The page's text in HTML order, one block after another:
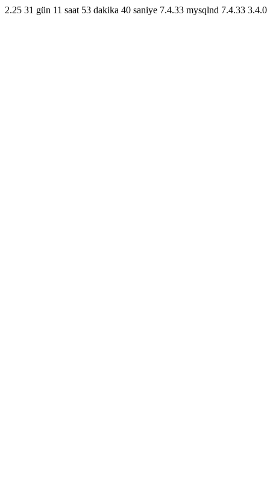
2.25 31 gün 11 saat 53 dakika 40 saniye 7.4.33 mysqlnd 7.4.33 3.4.0